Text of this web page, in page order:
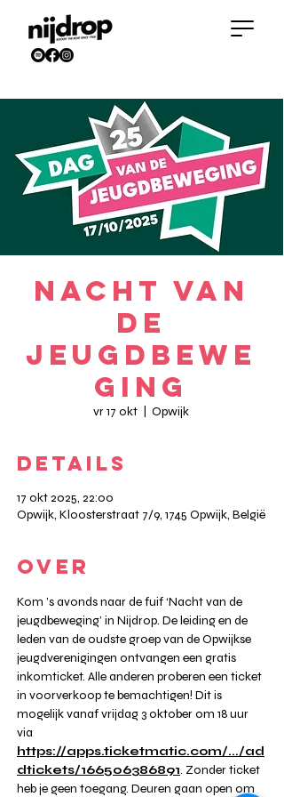
Nacht van
de
Jeugdbewe
ging
vr 17 okt Opwijk
DETAILS
17 okt 2025, 22:00
Opwijk, Kloosterstraat 7/9, 1745 Opwijk, België
OVER
Kom ’s avonds naar de fuif ‘Nacht van de
jeugdbeweging’ in Nijdrop. De leiding en de
leden van de oudste groep van de Opwijkse
jeugdverenigingen ontvangen een gratis
inkomticket. Alle anderen proberen een ticket
in voorverkoop te bemachtigen! Dit is
mogelijk vanaf vrijdag 3 oktober om 18 uur
via
https://apps.ticketmatic.com/.../ad
dtickets/166506386891. Zonder ticket
heb je geen toegang. Deuren gaan open om